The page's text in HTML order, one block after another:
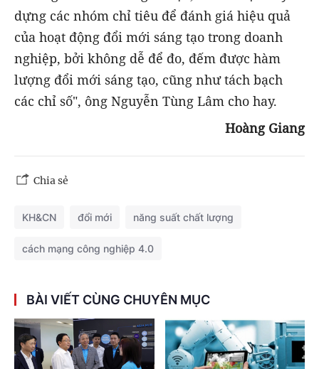
dựng các nhóm chỉ tiêu để đánh giá hiệu quả
của hoạt động đổi mới sáng tạo trong doanh
nghiệp, bởi không dễ để đo, đếm được hàm
lượng đổi mới sáng tạo, cũng như tách bạch
các chỉ số", ông Nguyễn Tùng Lâm cho hay.
Hoàng Giang
Chia sẻ
KH&CN đổi mới năng suất chất lượng
cách mạng công nghiệp 4.0
BÀI VIẾT CÙNG CHUYÊN MỤC